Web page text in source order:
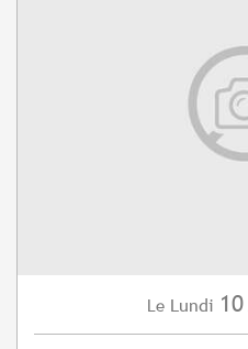
Le Lundi 10